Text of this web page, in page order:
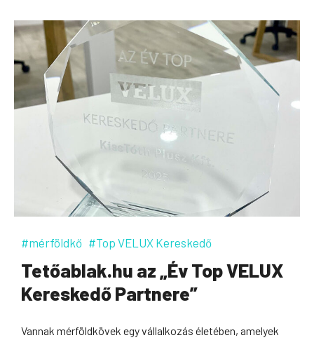
#mérföldkő #Top VELUX Kereskedő
Tetőablak.hu az „Év Top VELUX
Kereskedő Partnere”
Vannak mérföldkövek egy vállalkozás életében, amelyek